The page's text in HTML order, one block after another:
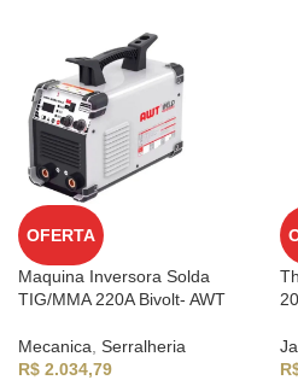
OFERTA
Maquina Inversora Solda
TIG/MMA 220A Bivolt- AWT
Mecanica Serralheria
R$ 2.034,79